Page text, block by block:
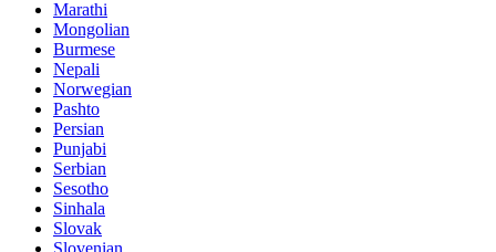
Marathi
Mongolian
Burmese
Nepali
Norwegian
Pashto
Persian
Punjabi
Serbian
Sesotho
Sinhala
Slovak
Slovenian